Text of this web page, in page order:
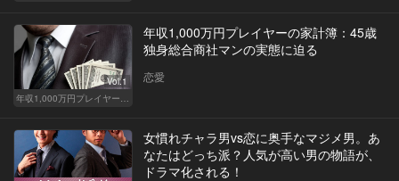
Vol.1
年収1,000万円プレイヤーの家計簿
年収1,000万円プレイヤーの家計簿：45歳
独身総合商社マンの実態に迫る
恋愛
女慣れチャラ男vs恋に奥手なマジメ男。あ
なたはどっち派？人気が高い男の物語が、
ドラマ化される！